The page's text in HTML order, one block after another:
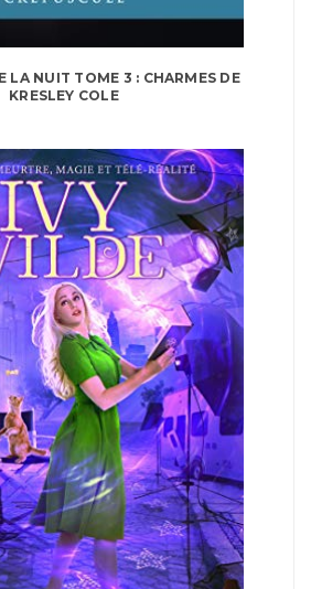
LA NUIT TOME 3 : CHARMES DE
KRESLEY COLE